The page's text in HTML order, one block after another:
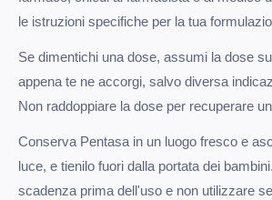
le istruzioni specifiche per la tua
Se dimentichi una dose, assumi la dose
appena te ne accorgi, salvo diversa
Non raddoppiare la dose per recuperare
Conserva Pentasa in un luogo fresco e
luce, e tienilo fuori dalla portata dei
scadenza prima dell'uso e non utilizzare